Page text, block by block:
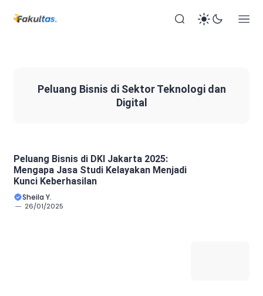
Peluang Bisnis di Sektor Teknologi dan
Digital
Peluang Bisnis di DKI Jakarta 2025:
Mengapa Jasa Studi Kelayakan Menjadi
Kunci Keberhasilan
Sheila Y.
26/01/2025